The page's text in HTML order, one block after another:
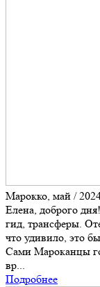
Марокко, май /
Елена, доброго
гид, трансферы.
что удивило, это
Сами Мароканцы
вр...
Подробнее